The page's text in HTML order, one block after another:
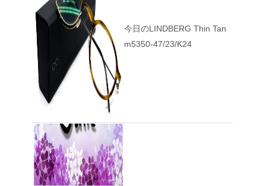
今日のLINDBERG Thin Tan
m5350-47/23/K24